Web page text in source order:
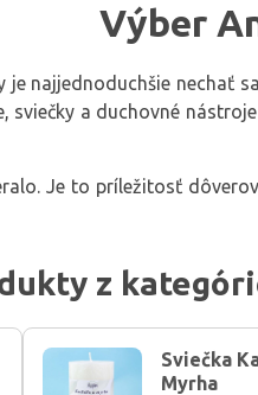
Výber
je najjednoduchšie
sviečky a duchovné
Je to príležitosť
z
Sviečka
Myrha